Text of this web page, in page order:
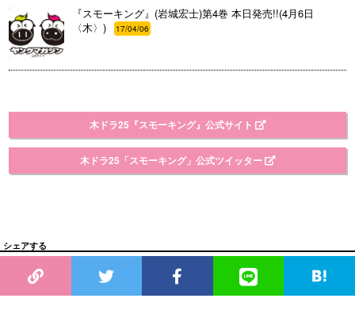
『スモーキング』(岩城宏士)第4巻 本日発売!!(4月6日
〈木〉)
17/04/06
木ドラ25『スモーキング』公式サイト
木ドラ25「スモーキング」公式ツイッター
シェアする